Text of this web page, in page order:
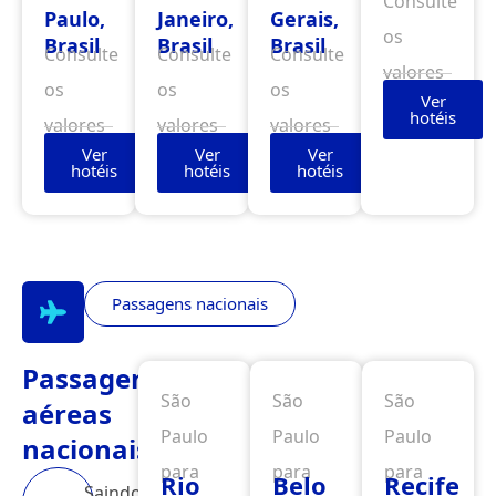
Paulo,
Brasil
Consulte
os
valores
Ver
hotéis
Janeiro,
Brasil
Consulte
os
valores
Ver
hotéis
Gerais,
Brasil
Consulte
os
valores
Ver
hotéis
os
valores
Ver
hotéis
Passagens nacionais
Passagens
aéreas
nacionais
São
Paulo
para
Rio
São
Paulo
para
Belo
São
Paulo
para
Recife